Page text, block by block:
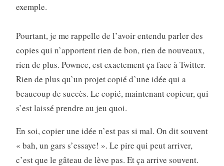
exemple.
Pourtant, je me rappelle de l’avoir entendu parler des
copies qui n’apportent rien de bon, rien de nouveaux,
rien de plus. Pownce, est exactement ça face à Twitter.
Rien de plus qu’un projet copié d’une idée qui a
beaucoup de succès. Le copié, maintenant copieur, qui
s’est laissé prendre au jeu quoi.
En soi, copier une idée n’est pas si mal. On dit souvent
« bah, un gars s’essaye! ». Le pire qui peut arriver,
c’est que le gâteau de lève pas. Et ça arrive souvent.